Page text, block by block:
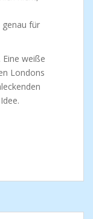
für
weiße
Londons